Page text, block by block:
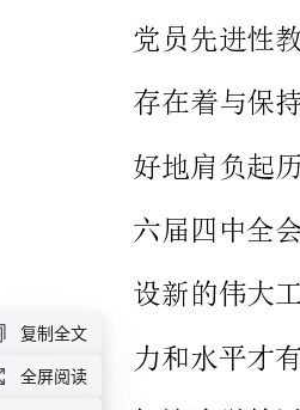
复制全文
全屏阅读